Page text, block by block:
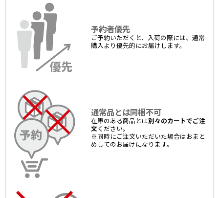
予約者優先
ご予約いただくと、入荷の際には、通常
購入より優先的にお届けします。
通常品とは同梱不可
在庫のある商品とは別々のカートでご注
文 ください。
※同時にご注文いただいた場合はおまと
めしてのお届けになります。